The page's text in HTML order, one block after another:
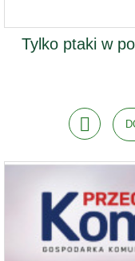
Tylko ptaki w